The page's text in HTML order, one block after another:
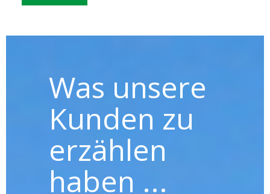
Was unsere
Kunden zu
erzählen
haben ...